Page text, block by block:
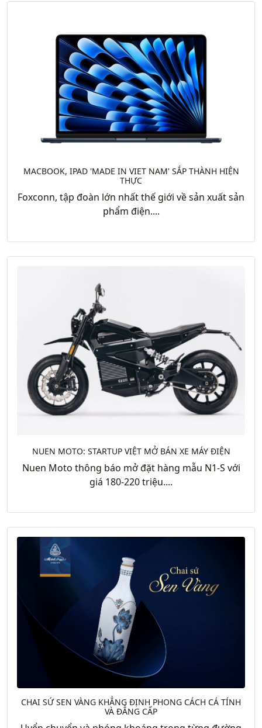
MACBOOK, IPAD 'MADE IN VIET NAM' SẮP THÀNH HIỆN
THỰC
Foxconn, tập đoàn lớn nhất thế giới về sản xuất sản
phẩm điện....
NUEN MOTO: STARTUP VIỆT MỞ BÁN XE MÁY ĐIỆN
Nuen Moto thông báo mở đặt hàng mẫu N1-S với
giá 180-220 triệu....
CHAI SỨ SEN VÀNG KHẲNG ĐỊNH PHONG CÁCH CÁ TÍNH
VÀ ĐẲNG CẤP